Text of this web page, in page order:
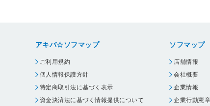
アキバ☆ソフマップ
ご利用規約
個人情報保護方針
特定商取引法に基づく表示
資金決済法に基づく情報提供について
ソフマップ
店舗情報
会社概要
企業情報
企業行動憲章